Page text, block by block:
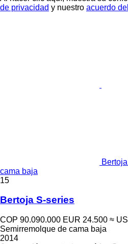
de privacidad y nuestro acuerdo
cama baja
15
Bertoja S-series
COP 90.090.000 EUR 24.500 ≈
Semirremolque de cama baja
2014